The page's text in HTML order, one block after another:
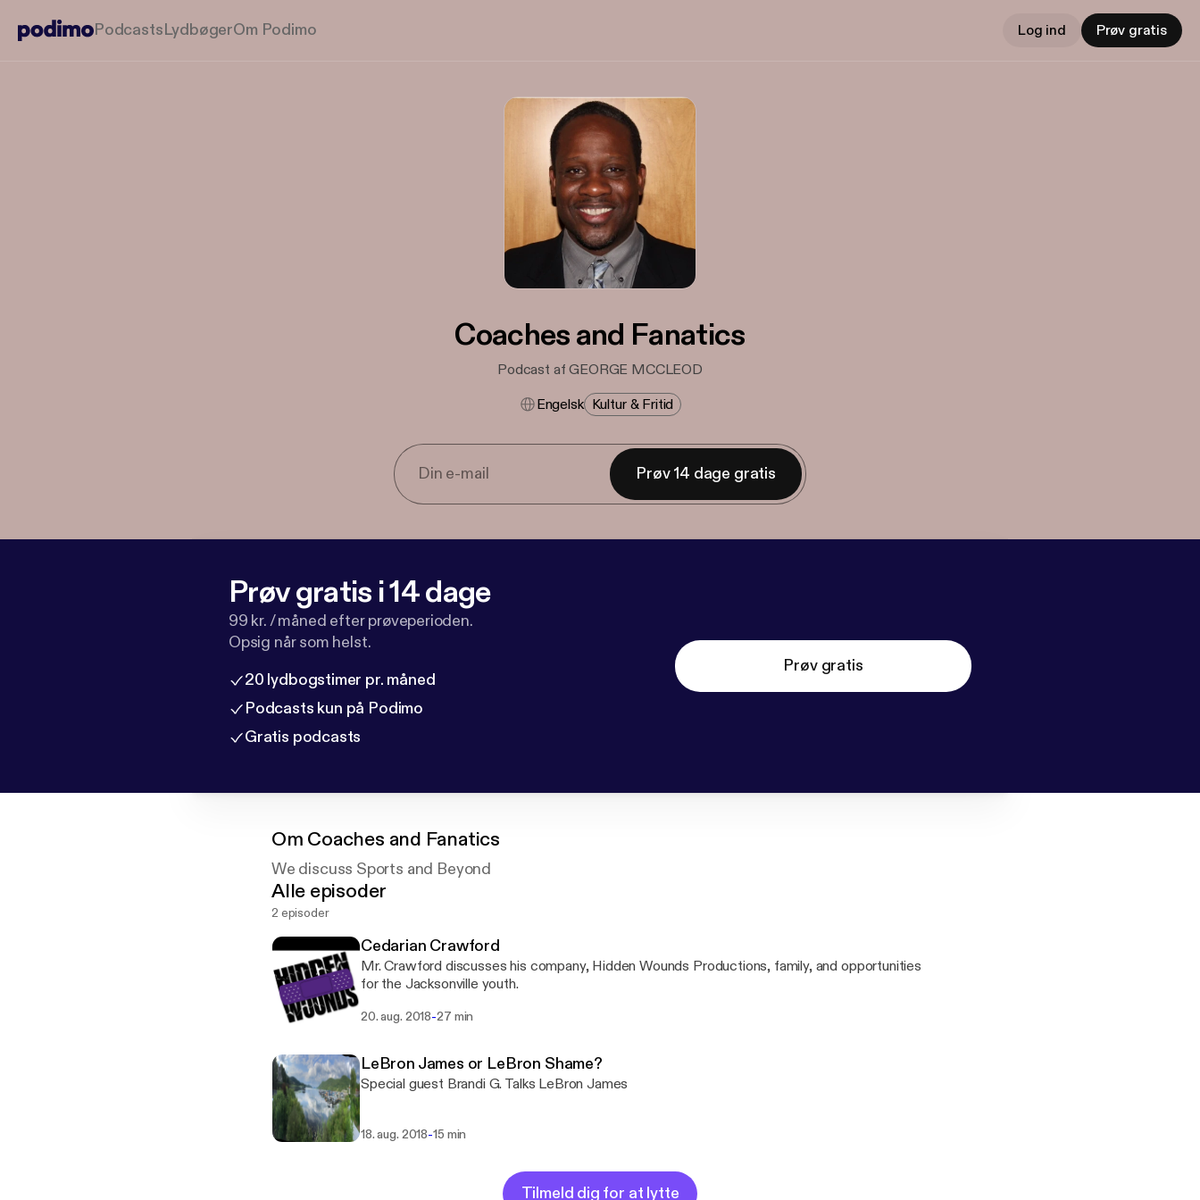
PodcastsLydbøgerOm Podimo Log ind Prøv gratis
Coaches and Fanatics
Podcast af GEORGE MCCLEOD
Engelsk Kultur & Fritid
Prøv 14 dage gratis
Prøv gratis i 14 dage
99 kr. / måned efter prøveperioden.
Opsig når som helst.
20 lydbogstimer pr. måned
Podcasts kun på Podimo
Gratis podcasts
Prøv gratis
Om Coaches and Fanatics
We discuss Sports and Beyond
Alle episoder
2 episoder
Cedarian Crawford
Mr. Crawford discusses his company, Hidden Wounds Productions, family, and opportunities
for the Jacksonville youth.
20. aug. 2018-27 min
LeBron James or LeBron Shame?
Special guest Brandi G. Talks LeBron James
18. aug. 2018-15 min
Tilmeld dig for at lytte